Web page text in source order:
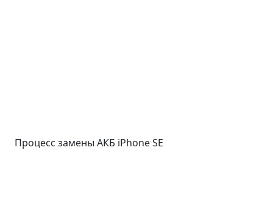
Процесс замены АКБ iPhone SE